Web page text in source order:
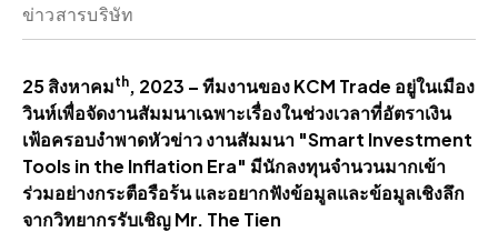
ข่าวสารบริษัท
25 สิงหาคมth, 2023 – ทีมงานของ KCM Trade อยู่ในเมือง
วินห์เพื่อจัดงานสัมมนาเฉพาะเรื่องในช่วงเวลาที่อัตราเงิน
เฟ้อครอบงําพาดหัวข่าว งานสัมมนา "Smart Investment
Tools in the Inflation Era" มีนักลงทุนจํานวนมากเข้า
ร่วมอย่างกระตือรือร้น และอยากฟังข้อมูลและข้อมูลเชิงลึก
จากวิทยากรรับเชิญ Mr. The Tien